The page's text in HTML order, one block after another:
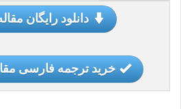
دانلود رایگان
خرید ترجمه فارسی